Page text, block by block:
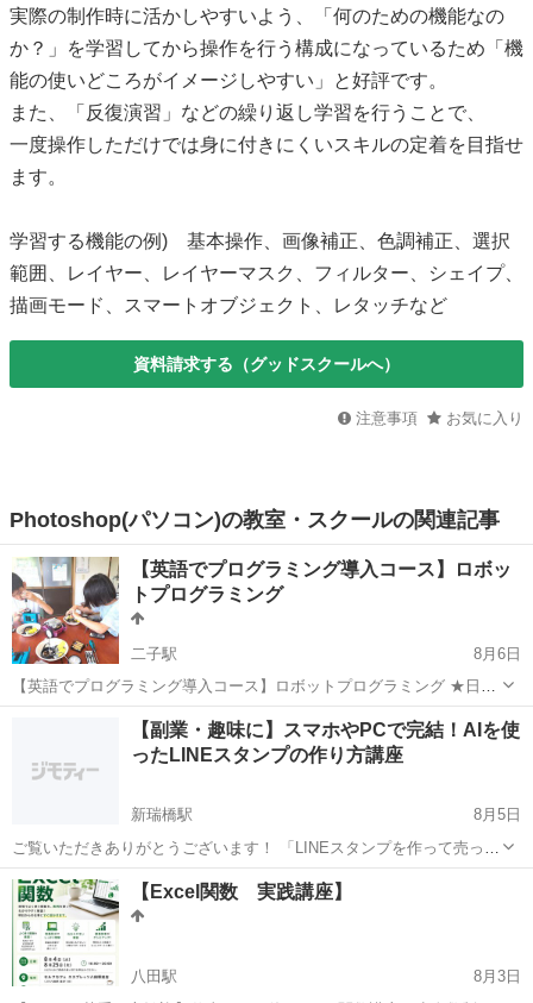
実際の制作時に活かしやすいよう、「何のための機能なの
か？」を学習してから操作を行う構成になっているため「機
能の使いどころがイメージしやすい」と好評です。
また、「反復演習」などの繰り返し学習を行うことで、
一度操作しただけでは身に付きにくいスキルの定着を目指せ
ます。
学習する機能の例) 基本操作、画像補正、色調補正、選択
範囲、レイヤー、レイヤーマスク、フィルター、シェイプ、
描画モード、スマートオブジェクト、レタッチなど
資料請求する（グッドスクールへ）
注意事項 お気に入り
Photoshop(パソコン)の教室・スクールの関連記事
【英語でプログラミング導入コース】ロボッ
トプログラミング
二子駅
8月6日
【英語でプログラミング導入コース】ロボットプログラミング ★日本
人講師による 【英語】でmBotプログラミングを受けていただけます。
今現在の英語の力をプログラミングで使ってみましょう。 対象...
二子駅 プログラミング 外国人
【副業・趣味に】スマホやPCで完結！AIを使
ったLINEスタンプの作り方講座
新瑞橋駅
8月5日
ご覧いただきありがとうございます！ 「LINEスタンプを作って売って
みたいけれど、絵を描くのが苦手…」 「デザインの知識がないから難
しそう…」 そう思っていませんか？ 実は今、AIツールと無料デザイン
ツールC...
愛知 名古屋市 新瑞橋駅 その他 Canva
【Excel関数 実践講座】
八田駅
8月3日